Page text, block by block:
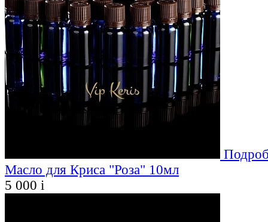
Масло для Криса "Роза" 10мл
5 000 i